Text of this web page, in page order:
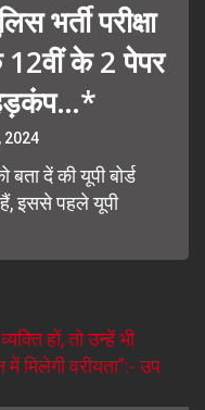
परीक्षा
12वीं के 2 पेपर
2024
दें की यूपी बोर्ड
हैं, इससे पहले यूपी